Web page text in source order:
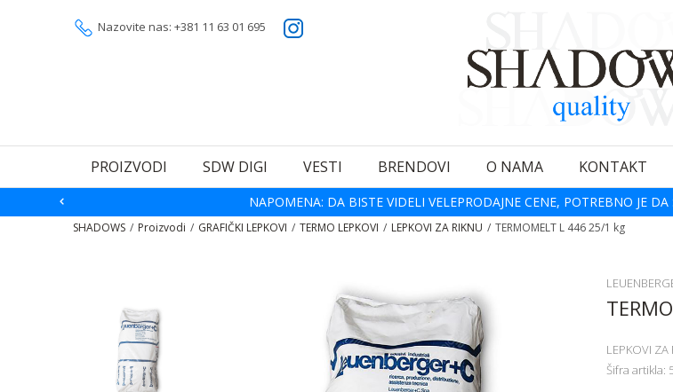
Nazovite nas: +381 11 63 01 695
PROIZVODI SDW DIGI VESTI BRENDOVI O NAMA KONTAKT
NAPOMENA: DA BISTE VIDELI VELEPRODAJNE CENE, POTREBNO JE DA
SHADOWS Proizvodi GRAFIČKI LEPKOVI TERMO LEPKOVI LEPKOVI ZA RIKNU TERMOMELT L 446 25/1 kg
LEPKOVI ZA
Šifra artikla: